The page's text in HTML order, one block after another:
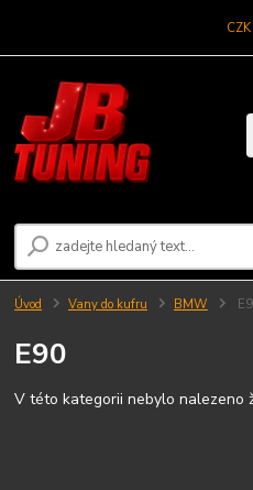
Úvod Vany do kufru BMW
E90
V této kategorii nebylo nalezeno